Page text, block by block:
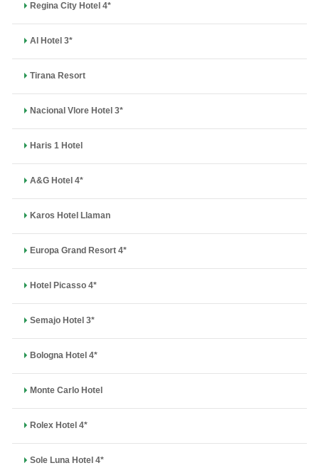
Regina City Hotel 4*
Al Hotel 3*
Tirana Resort
Nacional Vlore Hotel 3*
Haris 1 Hotel
A&G Hotel 4*
Karos Hotel Llaman
Europa Grand Resort 4*
Hotel Picasso 4*
Semajo Hotel 3*
Bologna Hotel 4*
Monte Carlo Hotel
Rolex Hotel 4*
Sole Luna Hotel 4*